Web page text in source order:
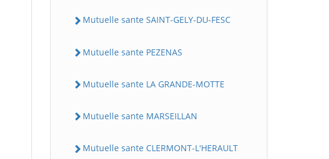
Mutuelle sante SAINT-GELY-DU-FESC
Mutuelle sante PEZENAS
Mutuelle sante LA GRANDE-MOTTE
Mutuelle sante MARSEILLAN
Mutuelle sante CLERMONT-L'HERAULT